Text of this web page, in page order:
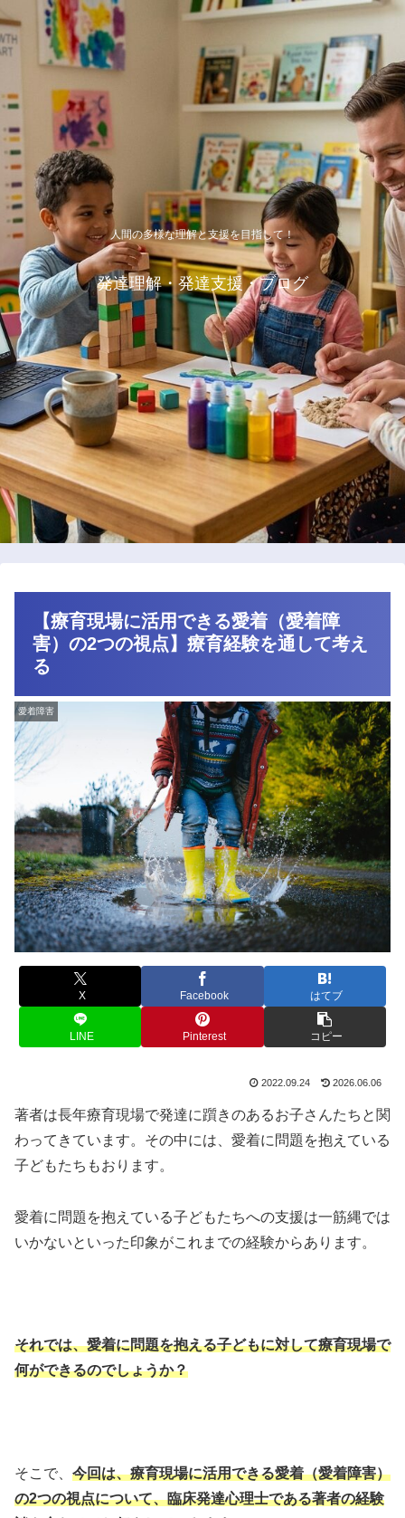
人間の多様な理解と支援を目指して！
発達理解・発達支援・ブログ
【療育現場に活用できる愛着（愛着障
害）の2つの視点】療育経験を通して考え
る
愛着障害
X Facebook はてブ
LINE Pinterest コピー
2022.09.24 2026.06.06
著者は長年療育現場で発達に躓きのあるお子さんたちと関
わってきています。その中には、愛着に問題を抱えている
子どもたちもおります。
愛着に問題を抱えている子どもたちへの支援は一筋縄では
いかないといった印象がこれまでの経験からあります。
それでは、愛着に問題を抱える子どもに対して療育現場で
何ができるのでしょうか？
そこで、 今回は、療育現場に活用できる愛着（愛着障害）
の2つの視点について、臨床発達心理士である著者の経験